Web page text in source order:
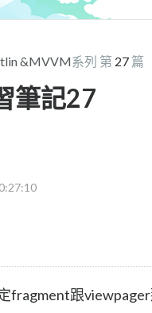
&MVVM系列 第 27 篇
筆記27
fragment跟